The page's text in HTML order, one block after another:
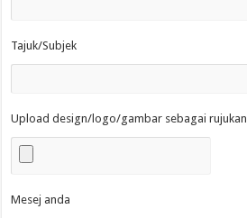
Tajuk/Subjek
Upload design/logo/gambar sebagai rujukan
Mesej anda